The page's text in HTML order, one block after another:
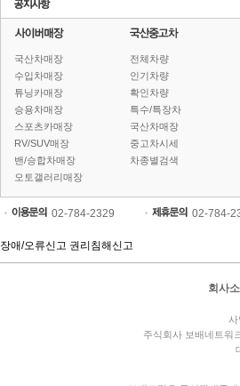
국산차매장
수입차매장
튜닝카매장
승용차매장
스포츠카매장
RV/SUV매장
밴/승합차매장
오토갤러리매장
전체차량
인기차량
확인차량
특수/특장차
국산차매장
중고차시세
차종별검색
02-784-2329 02-784-
장애/오류신고 권리침해신고
회사
주식회사 보배네트워